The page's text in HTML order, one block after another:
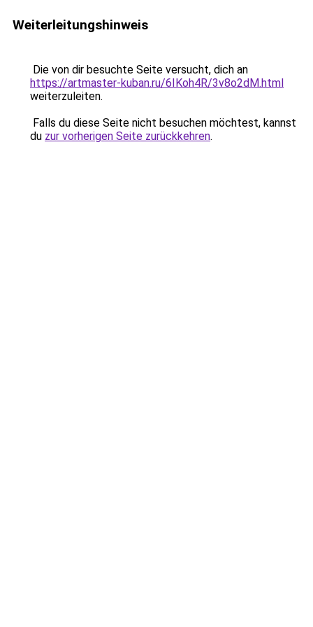
Weiterleitungshinweis
Die von dir besuchte Seite versucht, dich an
https://artmaster-kuban.ru/6IKoh4R/3v8o2dM.html
weiterzuleiten.
Falls du diese Seite nicht besuchen möchtest, kannst
du zur vorherigen Seite zurückkehren.